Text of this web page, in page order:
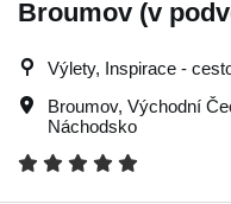
Broumov (v
Výlety, Inspirace -
Broumov, Východní
Náchodsko